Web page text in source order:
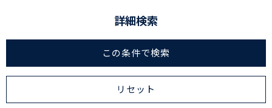
詳細検索
この条件で検索
リセット